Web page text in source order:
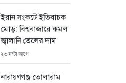
ইরান সংকটে ইতিবাচক
মোড়: বিশ্ববাজারে কমল
জ্বালানি তেলের দাম
২৩ ঘণ্টা আগে
নারায়ণগঞ্জ তোলারাম